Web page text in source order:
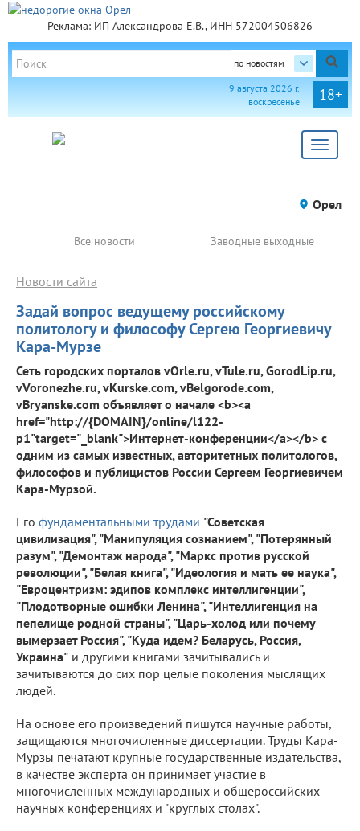
Реклама: ИП Александрова Е.В., ИНН 572004506826
по новостям
18+
9 августа 2026 г.
воскресенье
Toggle
Орел
Все новости Заводные выходные
Задай вопрос ведущему российскому
политологу и философу Сергею Георгиевичу
Кара-Мурзе
Новости сайта
Сеть городских порталов vOrle.ru, vTule.ru, GorodLip.ru,
vVoronezhe.ru, vKurske.com, vBelgorode.com,
vBryanske.com объявляет о начале <b><a
href="http://{DOMAIN}/online/l122-
p1"target="_blank">Интернет-конференции</a></b> с
одним из самых известных, авторитетных политологов,
философов и публицистов России Сергеем Георгиевичем
Кара-Мурзой.
Его фундаментальными трудами "Советская
цивилизация", "Манипуляция сознанием", "Потерянный
разум", "Демонтаж народа", "Маркс против русской
революции", "Белая книга", "Идеология и мать ее наука",
"Евроцентризм: эдипов комплекс интеллигенции",
"Плодотворные ошибки Ленина", "Интеллигенция на
пепелище родной страны", "Царь-холод или почему
вымерзает Россия", "Куда идем? Беларусь, Россия,
Украина" и другими книгами зачитывались и
зачитываются до сих пор целые поколения мыслящих
людей.
На основе его произведений пишутся научные работы,
защищаются многочисленные диссертации. Труды Кара-
Мурзы печатают крупные государственные издательства,
в качестве эксперта он принимает участие в
многочисленных международных и общероссийских
научных конференциях и "круглых столах".